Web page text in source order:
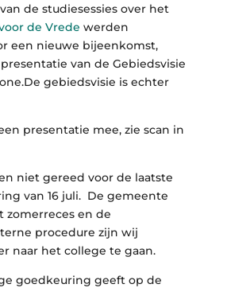
de studiesessies over het
de Vrede werden
een nieuwe bijeenkomst,
van de Gebiedsvisie
gebiedsvisie is echter
presentatie mee, zie scan in
niet gereed voor de laatste
van 16 juli. De gemeente
zomerreces en de
procedure zijn wij
naar het college te gaan.
goedkeuring geeft op de